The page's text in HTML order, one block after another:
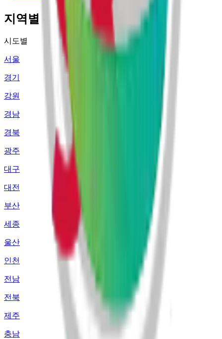
지역별 주유소 가격 정보
시도별
서울
경기
강원
경남
경북
광주
대구
대전
부산
세종
울산
인천
전남
전북
제주
충남